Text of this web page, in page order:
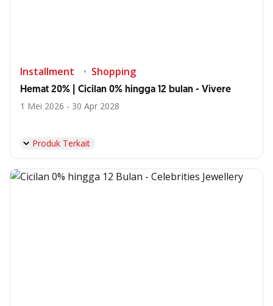
Installment Shopping
Hemat 20% | Cicilan 0% hingga 12 bulan - Vivere
1 Mei 2026 - 30 Apr 2028
Produk Terkait